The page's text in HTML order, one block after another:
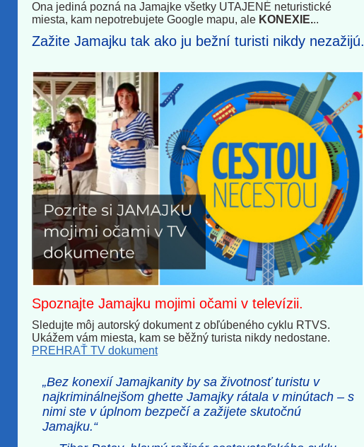
Ona jediná pozná na Jamajke všetky UTAJENÉ neturistické
miesta, kam nepotrebujete Google mapu, ale KONEXIE...
Zažite Jamajku tak ako ju bežní turisti nikdy nezažijú.
Spoznajte Jamajku mojimi očami v televízii.
Sledujte môj autorský dokument z obľúbeného cyklu RTVS.
Ukážem vám miesta, kam se běžný turista nikdy nedostane.
PREHRAŤ TV dokument
„Bez konexií Jamajkanity by sa životnosť turistu v
najkriminálnejšom ghette Jamajky rátala v minútach – s
nimi ste v úplnom bezpečí a zažijete skutočnú
Jamajku.“